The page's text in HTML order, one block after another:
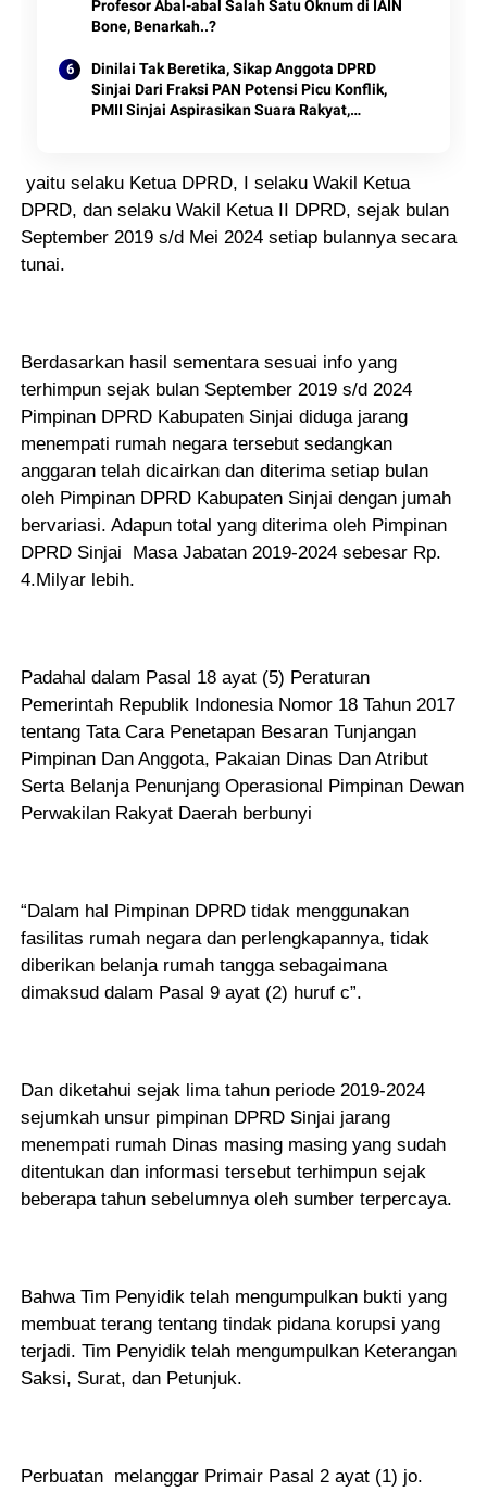
Profesor Abal-abal Salah Satu Oknum di IAIN
Bone, Benarkah..?
Dinilai Tak Beretika, Sikap Anggota DPRD
Sinjai Dari Fraksi PAN Potensi Picu Konflik,
PMII Sinjai Aspirasikan Suara Rakyat,
yaitu selaku Ketua DPRD, I selaku Wakil Ketua
DPRD, dan selaku Wakil Ketua II DPRD, sejak bulan
September 2019 s/d Mei 2024 setiap bulannya secara
tunai.
Berdasarkan hasil sementara sesuai info yang
terhimpun sejak bulan September 2019 s/d 2024
Pimpinan DPRD Kabupaten Sinjai diduga jarang
menempati rumah negara tersebut sedangkan
anggaran telah dicairkan dan diterima setiap bulan
oleh Pimpinan DPRD Kabupaten Sinjai dengan jumah
bervariasi. Adapun total yang diterima oleh Pimpinan
DPRD Sinjai Masa Jabatan 2019-2024 sebesar Rp.
4.Milyar lebih.
Padahal dalam Pasal 18 ayat (5) Peraturan
Pemerintah Republik Indonesia Nomor 18 Tahun 2017
tentang Tata Cara Penetapan Besaran Tunjangan
Pimpinan Dan Anggota, Pakaian Dinas Dan Atribut
Serta Belanja Penunjang Operasional Pimpinan Dewan
Perwakilan Rakyat Daerah berbunyi
“Dalam hal Pimpinan DPRD tidak menggunakan
fasilitas rumah negara dan perlengkapannya, tidak
diberikan belanja rumah tangga sebagaimana
dimaksud dalam Pasal 9 ayat (2) huruf c”.
Dan diketahui sejak lima tahun periode 2019-2024
sejumkah unsur pimpinan DPRD Sinjai jarang
menempati rumah Dinas masing masing yang sudah
ditentukan dan informasi tersebut terhimpun sejak
beberapa tahun sebelumnya oleh sumber terpercaya.
Bahwa Tim Penyidik telah mengumpulkan bukti yang
membuat terang tentang tindak pidana korupsi yang
terjadi. Tim Penyidik telah mengumpulkan Keterangan
Saksi, Surat, dan Petunjuk.
Perbuatan melanggar Primair Pasal 2 ayat (1) jo.